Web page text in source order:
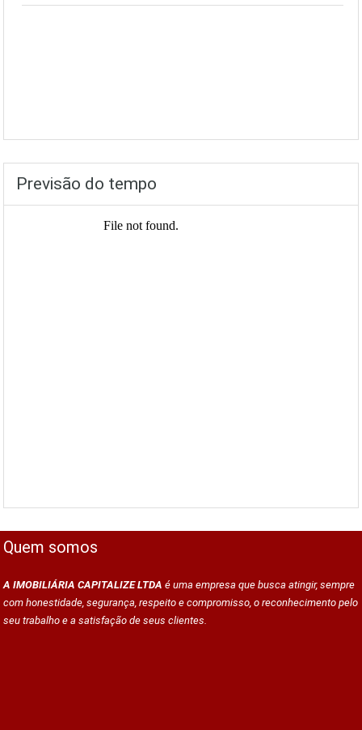
Previsão do tempo
Quem somos
A IMOBILIÁRIA CAPITALIZE LTDA é uma empresa que busca atingir, sempre
com honestidade, segurança, respeito e compromisso, o reconhecimento pelo
seu trabalho e a satisfação de seus clientes.